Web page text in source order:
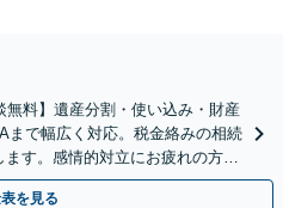
無料】遺産分割・使い込み・財産
まで幅広く対応。税金絡みの相続
す。感情的対立にお疲れの方や
ご相談ください。
を見る